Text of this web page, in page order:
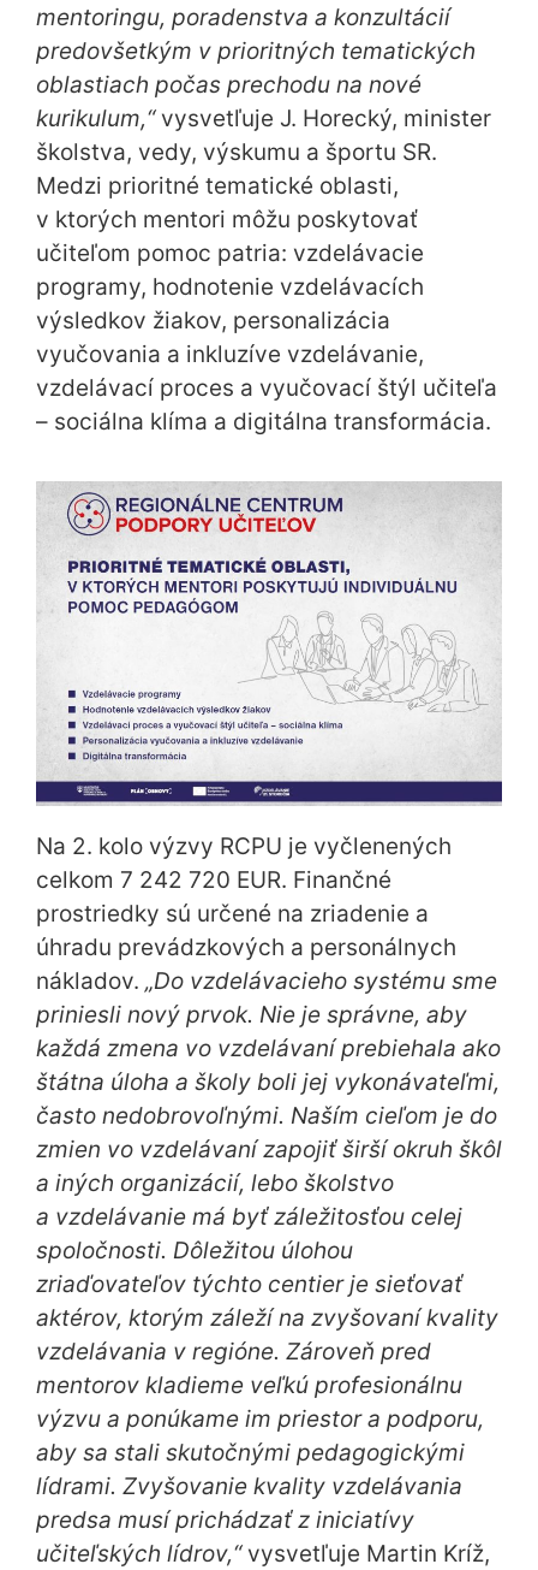
mentoringu, poradenstva a konzultácií
predovšetkým v prioritných tematických
oblastiach počas prechodu na nové
kurikulum,“ vysvetľuje J. Horecký, minister
školstva, vedy, výskumu a športu SR.
Medzi prioritné tematické oblasti,
v ktorých mentori môžu poskytovať
učiteľom pomoc patria: vzdelávacie
programy, hodnotenie vzdelávacích
výsledkov žiakov, personalizácia
vyučovania a inkluzíve vzdelávanie,
vzdelávací proces a vyučovací štýl učiteľa
– sociálna klíma a digitálna transformácia.
Na 2. kolo výzvy RCPU je vyčlenených
celkom 7 242 720 EUR. Finančné
prostriedky sú určené na zriadenie a
úhradu prevádzkových a personálnych
nákladov. „Do vzdelávacieho systému sme
priniesli nový prvok. Nie je správne, aby
každá zmena vo vzdelávaní prebiehala ako
štátna úloha a školy boli jej vykonávateľmi,
často nedobrovoľnými. Naším cieľom je do
zmien vo vzdelávaní zapojiť širší okruh škôl
a iných organizácií, lebo školstvo
a vzdelávanie má byť záležitosťou celej
spoločnosti. Dôležitou úlohou
zriaďovateľov týchto centier je sieťovať
aktérov, ktorým záleží na zvyšovaní kvality
vzdelávania v regióne. Zároveň pred
mentorov kladieme veľkú profesionálnu
výzvu a ponúkame im priestor a podporu,
aby sa stali skutočnými pedagogickými
lídrami. Zvyšovanie kvality vzdelávania
predsa musí prichádzať z iniciatívy
učiteľských lídrov,“ vysvetľuje Martin Kríž,